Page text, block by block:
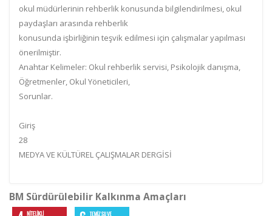
okul müdürlerinin rehberlik konusunda bilgilendirilmesi, okul
paydaşları arasında rehberlik
konusunda işbirliğinin teşvik edilmesi için çalışmalar yapılması
önerilmiştir.
Anahtar Kelimeler: Okul rehberlik servisi, Psikolojik danışma,
Öğretmenler, Okul Yöneticileri,
Sorunlar.
Giriş
28
MEDYA VE KÜLTÜREL ÇALIŞMALAR DERGİSİ
BM Sürdürülebilir Kalkınma Amaçları